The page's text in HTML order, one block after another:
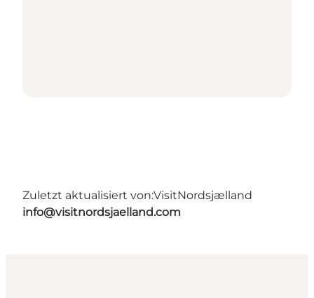
Zuletzt aktualisiert von:VisitNordsjælland
info@visitnordsjaelland.com